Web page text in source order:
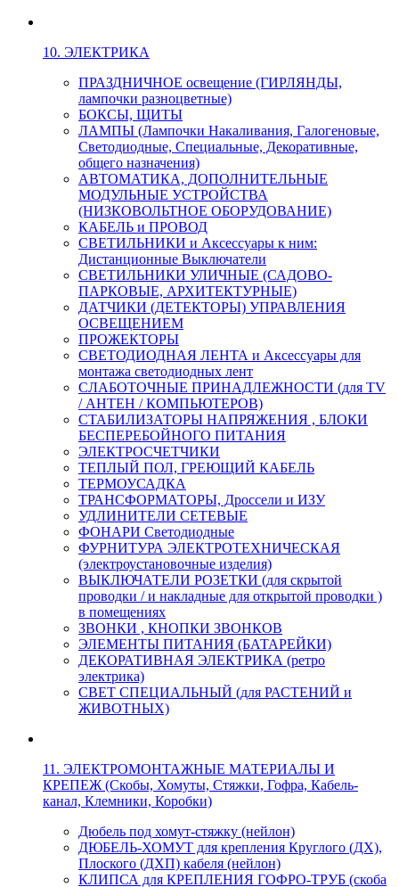
10. ЭЛЕКТРИКА
ПРАЗДНИЧНОЕ освещение (ГИРЛЯНДЫ,
лампочки разноцветные)
БОКСЫ, ЩИТЫ
ЛАМПЫ (Лампочки Накаливания, Галогеновые,
Светодиодные, Специальные, Декоративные,
общего назначения)
АВТОМАТИКА, ДОПОЛНИТЕЛЬНЫЕ
МОДУЛЬНЫЕ УСТРОЙСТВА
(НИЗКОВОЛЬТНОЕ ОБОРУДОВАНИЕ)
КАБЕЛЬ и ПРОВОД
СВЕТИЛЬНИКИ и Аксессуары к ним:
Дистанционные Выключатели
СВЕТИЛЬНИКИ УЛИЧНЫЕ (САДОВО-
ПАРКОВЫЕ, АРХИТЕКТУРНЫЕ)
ДАТЧИКИ (ДЕТЕКТОРЫ) УПРАВЛЕНИЯ
ОСВЕЩЕНИЕМ
ПРОЖЕКТОРЫ
СВЕТОДИОДНАЯ ЛЕНТА и Аксессуары для
монтажа светодиодных лент
СЛАБОТОЧНЫЕ ПРИНАДЛЕЖНОСТИ (для TV
/ АНТЕН / КОМПЬЮТЕРОВ)
СТАБИЛИЗАТОРЫ НАПРЯЖЕНИЯ , БЛОКИ
БЕСПЕРЕБОЙНОГО ПИТАНИЯ
ЭЛЕКТРОСЧЕТЧИКИ
ТЕПЛЫЙ ПОЛ, ГРЕЮЩИЙ КАБЕЛЬ
ТЕРМОУСАДКА
ТРАНСФОРМАТОРЫ, Дроссели и ИЗУ
УДЛИНИТЕЛИ СЕТЕВЫЕ
ФОНАРИ Светодиодные
ФУРНИТУРА ЭЛЕКТРОТЕХНИЧЕСКАЯ
(электроустановочные изделия)
ВЫКЛЮЧАТЕЛИ РОЗЕТКИ (для скрытой
проводки / и накладные для открытой проводки )
в помещениях
ЗВОНКИ , КНОПКИ ЗВОНКОВ
ЭЛЕМЕНТЫ ПИТАНИЯ (БАТАРЕЙКИ)
ДЕКОРАТИВНАЯ ЭЛЕКТРИКА (ретро
электрика)
СВЕТ СПЕЦИАЛЬНЫЙ (для РАСТЕНИЙ и
ЖИВОТНЫХ)
11. ЭЛЕКТРОМОНТАЖНЫЕ МАТЕРИАЛЫ И
КРЕПЕЖ (Скобы, Хомуты, Стяжки, Гофра, Кабель-
канал, Клемники, Коробки)
Дюбель под хомут-стяжку (нейлон)
ДЮБЕЛЬ-ХОМУТ для крепления Круглого (ДХ),
Плоского (ДХП) кабеля (нейлон)
КЛИПСА для КРЕПЛЕНИЯ ГОФРО-ТРУБ (скоба